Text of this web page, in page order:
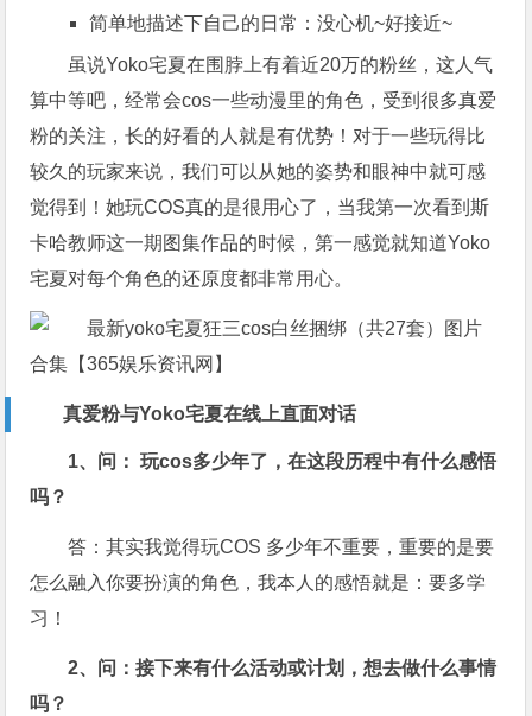
简单地描述下自己的日常：没心机~好接近~
虽说Yoko宅夏在围脖上有着近20万的粉丝，这人气
算中等吧，经常会cos一些动漫里的角色，受到很多真爱
粉的关注，长的好看的人就是有优势！对于一些玩得比
较久的玩家来说，我们可以从她的姿势和眼神中就可感
觉得到！她玩COS真的是很用心了，当我第一次看到斯
卡哈教师这一期图集作品的时候，第一感觉就知道Yoko
宅夏对每个角色的还原度都非常用心。
真爱粉与Yoko宅夏在线上直面对话
1、问： 玩cos多少年了，在这段历程中有什么感悟
吗？
答：其实我觉得玩COS 多少年不重要，重要的是要
怎么融入你要扮演的角色，我本人的感悟就是：要多学
习！
2、问：接下来有什么活动或计划，想去做什么事情
吗？